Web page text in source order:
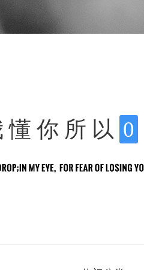
懂 你 所 以 0